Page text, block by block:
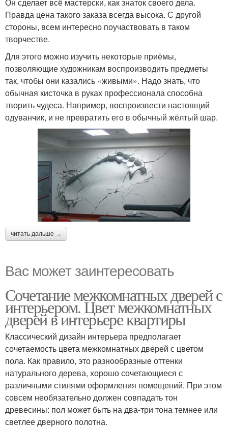
Правда цена такого заказа всегда высока. С другой
стороны, всем интересно поучаствовать в таком
творчестве.
Для этого можно изучить некоторые приёмы,
позволяющие художникам воспроизводить предметы
так, чтобы они казались «живыми». Надо знать, что
обычная кисточка в руках профессионала способна
творить чудеса. Например, воспроизвести настоящий
одуванчик, и не превратить его в обычный жёлтый шар.
читать дальше →
Вас может заинтересовать
Сочетание межкомнатных дверей с
интерьером. Цвет межкомнатных
дверей в интерьере квартиры
Классический дизайн интерьера предполагает
сочетаемость цвета межкомнатных дверей с цветом
пола. Как правило, это разнообразные оттенки
натурального дерева, хорошо сочетающиеся с
различными стилями оформления помещений. При этом
совсем необязательно должен совпадать тон
древесины: пол может быть на два-три тона темнее или
светлее дверного полотна.